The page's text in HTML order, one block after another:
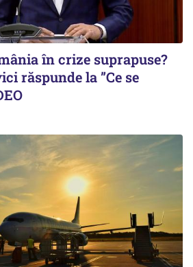
în crize suprapuse?
răspunde la ”Ce se